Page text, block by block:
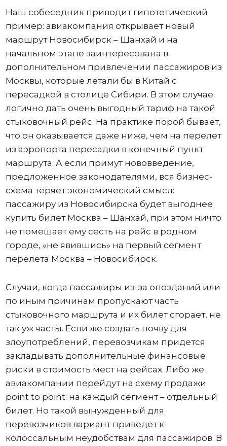
Наш собеседник приводит гипотетический
пример: авиакомпания открывает новый
маршрут Новосибирск – Шанхай и на
начальном этапе заинтересована в
дополнительном привлечении пассажиров из
Москвы, которые летали бы в Китай с
пересадкой в столице Сибири. В этом случае
логично дать очень выгодный тариф на такой
стыковочный рейс. На практике порой бывает,
что он оказывается даже ниже, чем на перелет
из аэропорта пересадки в конечный пункт
маршрута. А если примут нововведение,
предложенное законодателями, вся бизнес-
схема теряет экономический смысл:
пассажиру из Новосибирска будет выгоднее
купить билет Москва – Шанхай, при этом ничто
не помешает ему сесть на рейс в родном
городе, «не явившись» на первый сегмент
перелета Москва – Новосибирск.
Случаи, когда пассажиры из-за опозданий или
по иным причинам пропускают часть
стыковочного маршрута и их билет сгорает, не
так уж часты. Если же создать почву для
злоупотреблений, перевозчикам придется
закладывать дополнительные финансовые
риски в стоимость мест на рейсах. Либо же
авиакомпании перейдут на схему продажи
point to point: на каждый сегмент – отдельный
билет. Но такой вынужденный для
перевозчиков вариант приведет к
колоссальным неудобствам для пассажиров. В